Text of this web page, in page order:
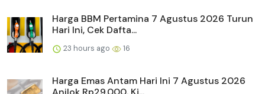
Harga BBM Pertamina 7 Agustus 2026 Turun
Hari Ini, Cek Dafta...
23 hours ago 16
Harga Emas Antam Hari Ini 7 Agustus 2026